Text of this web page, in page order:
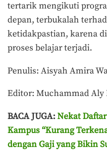
tertarik mengikuti
depan, terbukalah
ketidakpastian, karena
proses belajar terjadi.
Penulis: Aisyah Amira
Editor: Muchammad Aly
BACA JUGA:Nekat
Kampus “Kurang
dengan Gaji yang Bikin